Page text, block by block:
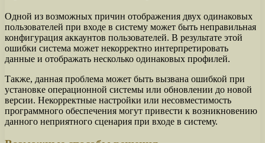
Одной из возможных причин отображения двух одинаковых
пользователей при входе в систему может быть неправильная
конфигурация аккаунтов пользователей. В результате этой
ошибки система может некорректно интерпретировать
данные и отображать несколько одинаковых профилей.
Также, данная проблема может быть вызвана ошибкой при
установке операционной системы или обновлении до новой
версии. Некорректные настройки или несовместимость
программного обеспечения могут привести к возникновению
данного неприятного сценария при входе в систему.